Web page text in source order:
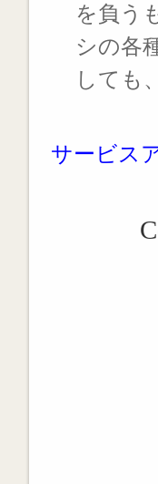
を負う
シの各
しても
サービス